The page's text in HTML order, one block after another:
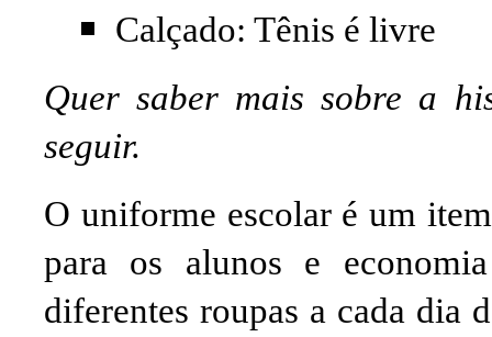
Calçado: Tênis é livre
Quer saber mais sobre a
seguir.
O uniforme escolar é um
para os alunos e
diferentes roupas a cada dia